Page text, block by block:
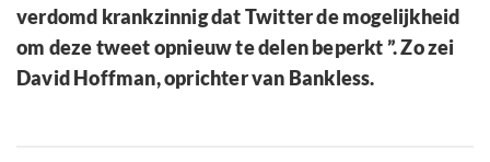
verdomd krankzinnig dat Twitter de mogelijkheid
om deze tweet opnieuw te delen beperkt ”. Zo zei
David Hoffman, oprichter van Bankless.